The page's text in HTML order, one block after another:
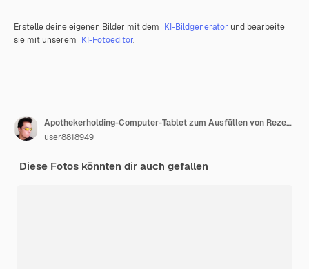
Erstelle deine eigenen Bilder mit dem KI-Bildgenerator und bearbeite
sie mit unserem KI-Fotoeditor.
Apothekerholding-Computer-Tablet zum Ausfüllen von Rezepten in Apotheken
user8818949
Diese Fotos könnten dir auch gefallen